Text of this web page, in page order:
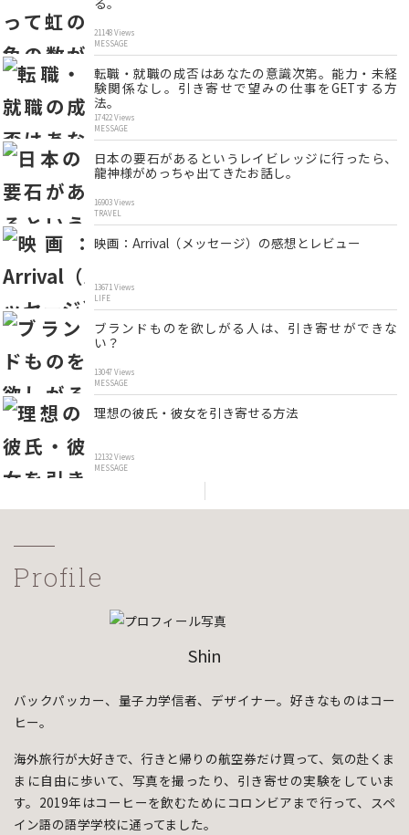
21148 Views
MESSAGE
転職・就職の成否はあなたの意識次第。能力・未経
験関係なし。引き寄せで望みの仕事をGETする方
法。
17422 Views
MESSAGE
日本の要石があるというレイビレッジに行ったら、
龍神様がめっちゃ出てきたお話し。
16903 Views
TRAVEL
映画：Arrival（メッセージ）の感想とレビュー
13671 Views
LIFE
ブランドものを欲しがる人は、引き寄せができな
い？
13047 Views
MESSAGE
理想の彼氏・彼女を引き寄せる方法
12132 Views
MESSAGE
Profile
Shin
バックパッカー、量子力学信者、デザイナー。好きなものはコー
ヒー。
海外旅行が大好きで、行きと帰りの航空券だけ買って、気の赴くま
まに自由に歩いて、写真を撮ったり、引き寄せの実験をしていま
す。2019年はコーヒーを飲むためにコロンビアまで行って、スペ
イン語の語学学校に通ってました。